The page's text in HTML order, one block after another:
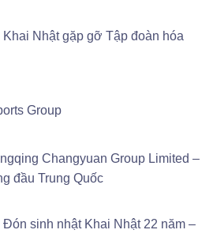
Khai Nhật gặp gỡ Tập đoàn hóa
Group
Changyuan Group Limited –
đầu Trung Quốc
Đón sinh nhật Khai Nhật 22 năm –